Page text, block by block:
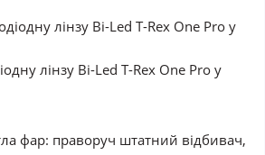
лінзу Bi-Led T-Rex One Pro у